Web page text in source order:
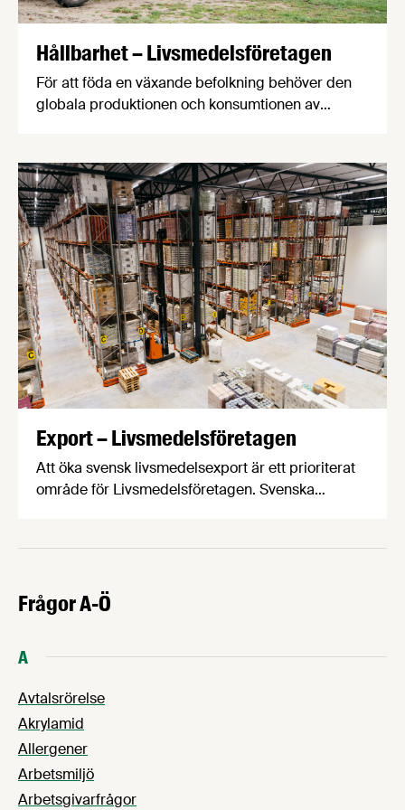
Hållbarhet – Livsmedelsföretagen
För att föda en växande befolkning behöver den
globala produktionen och konsumtionen av
livsmedelsproduktion och vidare till
dagligvaruhandeln och konsumenten.
Livsmedelsindustrin i Sverige ska bidra till att
uppnå målen i Parisavtalet och FN:s globala mål
för hållbar utveckling.
Export – Livsmedelsföretagen
Att öka svensk livsmedelsexport är ett prioriterat
område för Livsmedelsföretagen. Svenska
växa kraftigt och bidra till att svenska
det svenska dagligvaruoligopolet.
Frågor A-Ö
A
Avtalsrörelse
Akrylamid
Allergener
Arbetsmiljö
Arbetsgivarfrågor